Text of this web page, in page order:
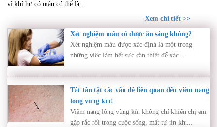
vì khí hư có máu có thể là...
Xem chi tiết >>
Xét nghiệm máu có được ăn sáng không?
Xét nghiệm máu được xác định là một trong
những việc làm hết sức cần thiết để xác...
Tất tần tật các vấn đề liên quan đến viêm nang
lông vùng kín!
Viêm nang lông vùng kín không chỉ khiến chị em
gặp rắc rối trong cuộc sống, mất tự tin khi...